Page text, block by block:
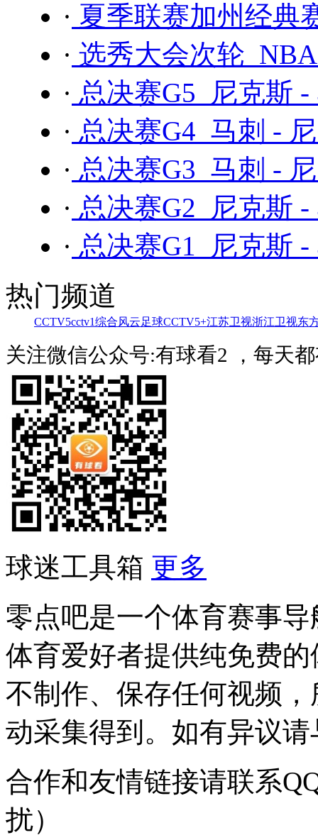
· 夏季联赛加州经典
· 选秀大会次轮
· 总决赛G5 尼克斯
· 总决赛G4 马刺 -
· 总决赛G3 马刺 -
· 总决赛G2 尼克斯
· 总决赛G1 尼克斯
热门频道
CCTV5cctv1综合风云足球CCTV5+江苏卫视浙江卫视东
关注微信公众号:有球看2 ，每天
球迷工具箱 更多
零点吧是一个体育赛事
体育爱好者提供纯免费
不制作、保存任何视频
动采集得到。如有异议
合作和友情链接请联系
扰）